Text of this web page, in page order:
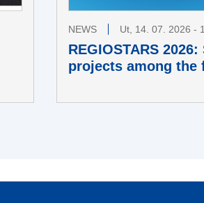
NEWS Ut, 14. 07. 2026 -
REGIOSTARS 2026:
projects among the